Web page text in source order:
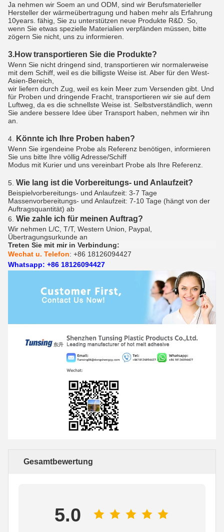
Ja nehmen wir Soem an und ODM, sind wir Berufsmaterieller
Hersteller der wärmeübertragung und haben mehr als Erfahrung
10years. fähig, Sie zu unterstützen neue Produkte R&D. So,
wenn Sie etwas spezielle Materialien verpfänden müssen, bitte
zögern Sie nicht, uns zu informieren.
3.How transportieren Sie die Produkte?
Wenn Sie nicht dringend sind, transportieren wir normalerweise
mit dem Schiff, weil es die billigste Weise ist. Aber für den West-
Asien-Bereich,
wir liefern durch Zug, weil es kein Meer zum Versenden gibt. Und
für Proben und dringende Fracht, transportieren wir sie auf dem
Luftweg, da es die schnellste Weise ist. Selbstverständlich, wenn
Sie andere bessere Idee über Transport haben, nehmen wir ihn
an.
4. Könnte ich Ihre Proben haben?
Wenn Sie irgendeine Probe als Referenz benötigen, informieren
Sie uns bitte Ihre völlig Adresse/Schiff
Modus mit Kurier und uns vereinbart Probe als Ihre Referenz.
5. Wie lang ist die Vorbereitungs- und Anlaufzeit?
Beispielvorbereitungs- und Anlaufzeit: 3-7 Tage
Massenvorbereitungs- und Anlaufzeit: 7-10 Tage (hängt von der
Auftragsquantität) ab
6. Wie zahle ich für meinen Auftrag?
Wir nehmen L/C, T/T, Western Union, Paypal,
Übertragungsurkunde an
Treten Sie mit mir in Verbindung:
Wechat u. Telefon: +86 18126094427
Whatsapp: +86 18126094427
Gesamtbewertung
5.0